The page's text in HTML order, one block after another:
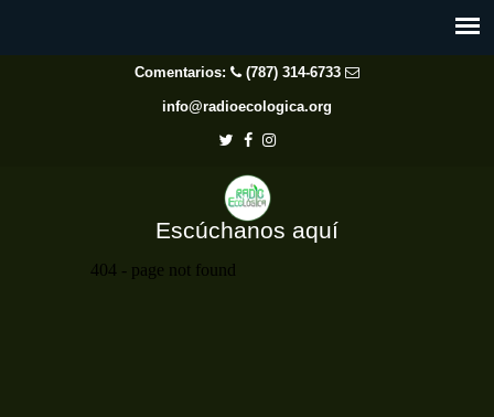
Comentarios: (787) 314-6733
info@radioecologica.org
Escúchanos aquí